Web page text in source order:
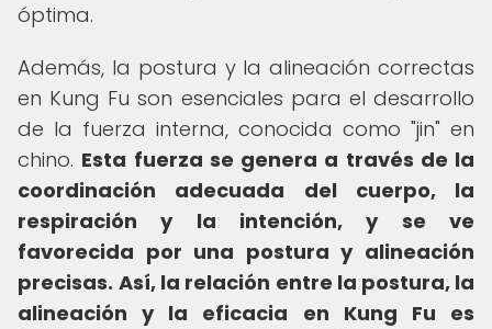
óptima.
Además, la postura y la alineación correctas
en Kung Fu son esenciales para el desarrollo
de la fuerza interna, conocida como "jin" en
chino. Esta fuerza se genera a través de la
coordinación adecuada del cuerpo, la
respiración y la intención, y se ve
favorecida por una postura y alineación
precisas. Así, la relación entre la postura, la
alineación y la eficacia en Kung Fu es